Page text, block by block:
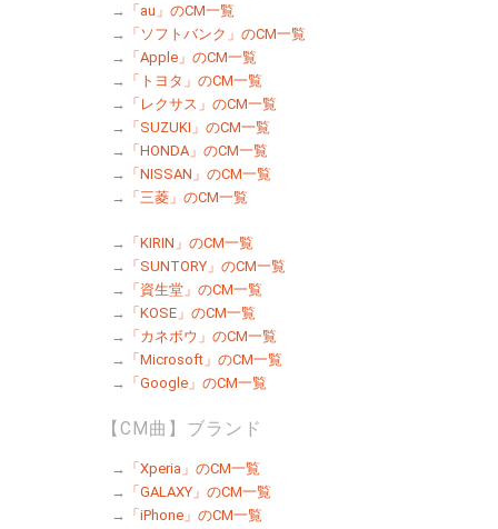
→
「au」のCM一覧
→
「ソフトバンク」のCM一覧
→
「Apple」のCM一覧
→
「トヨタ」のCM一覧
→
「レクサス」のCM一覧
→
「SUZUKI」のCM一覧
→
「HONDA」のCM一覧
→
「NISSAN」のCM一覧
→
「三菱」のCM一覧
→
「KIRIN」のCM一覧
→
「SUNTORY」のCM一覧
→
「資生堂」のCM一覧
→
「KOSE」のCM一覧
→
「カネボウ」のCM一覧
→
「Microsoft」のCM一覧
→
「Google」のCM一覧
【CM曲】ブランド
→
「Xperia」のCM一覧
→
「GALAXY」のCM一覧
→
「iPhone」のCM一覧